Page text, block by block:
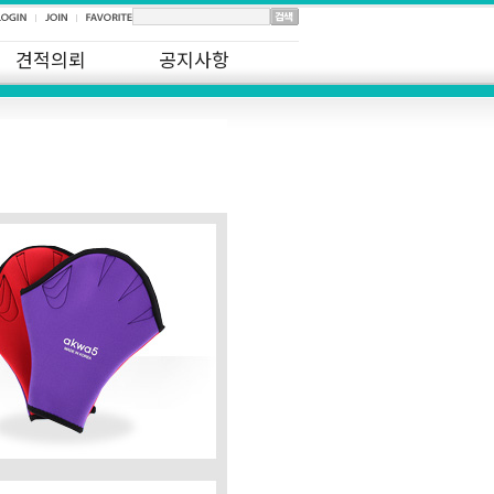
견적의뢰 공지사항